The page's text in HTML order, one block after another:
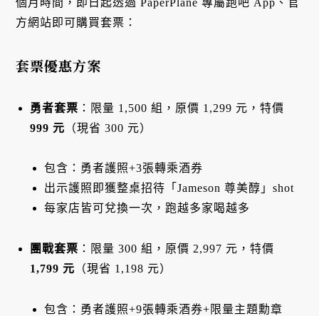
個月時間，即日起透過 PaperPlane 專屬跑吧 App、官
方網站即可購買套票：
套票優惠方案
勇者套票 ：限量 1,500 組，原價 1,299 元，特價
999 元 （現省 300 元）
包含：勇者護照+3張轉乘酒券
出示護照即獲整桌招待「Jameson 尊美醇」shot
每家店皆可兌換一次，跑越多家喝越多
團戰套票 ：限量 300 組，原價 2,997 元，特價
1,799 元 （現省 1,198 元）
包含：勇者護照+9張轉乘酒券+限量主題勳章